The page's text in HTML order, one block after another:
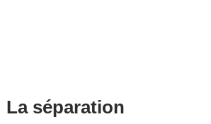
La séparation